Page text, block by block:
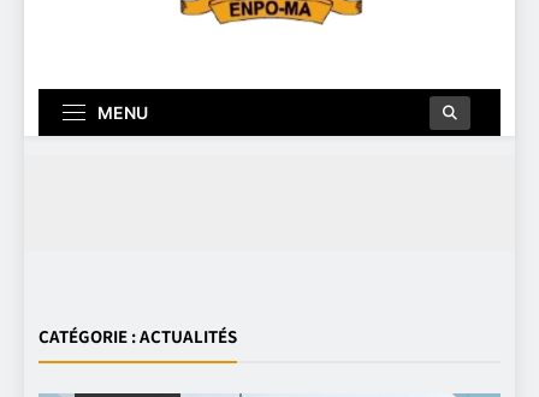
MENU
CATÉGORIE :ACTUALITÉS